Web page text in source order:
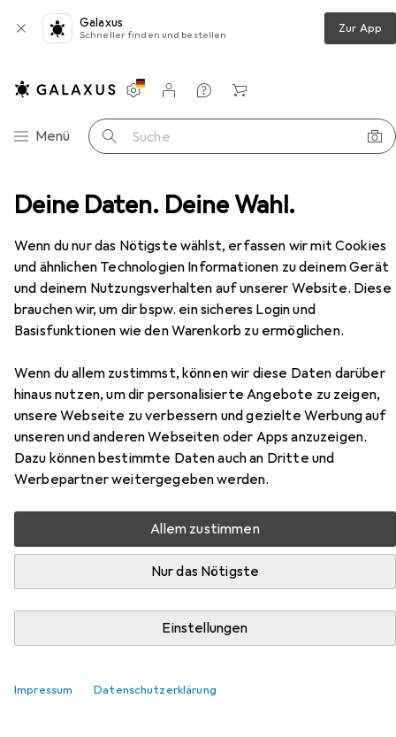
Deine Daten. Deine Wahl.
Wenn du nur das Nötigste wählst, erfassen wir mit Cookies
und ähnlichen Technologien Informationen zu deinem Gerät
und deinem Nutzungsverhalten auf unserer Website. Diese
brauchen wir, um dir bspw. ein sicheres Login und
Basisfunktionen wie den Warenkorb zu ermöglichen.
Wenn du allem zustimmst, können wir diese Daten darüber
hinaus nutzen, um dir personalisierte Angebote zu zeigen,
unsere Webseite zu verbessern und gezielte Werbung auf
unseren und anderen Webseiten oder Apps anzuzeigen.
Dazu können bestimmte Daten auch an Dritte und
Werbepartner weitergegeben werden.
Allem zustimmen
Nur das Nötigste
Einstellungen
Impressum Datenschutzerklärung
Galaxus
Schneller finden und bestellen Zur App
Navigation nach Kategorien
Menü Suche
Einstellungen
Kundenkonto
Vergleichslisten
Merklisten
Warenkorb
Pharma VITAMIN E NACHTCREME, 50 ml CRE
EUR
12,84 EUR
256,80/1l
Pharma VITAMIN E NACHTCREME, 50
ml CRE
50 ml, Nachtcreme
Zubehör für Pharma VITAMIN E
NACHTCREME, 50 ml CRE
Hier findest du passendes Zubehör zum Produkt Pharma
VITAMIN E NACHTCREME, 50 ml CRE aus der Kategorie
Gesichtsreinigung.
Relevanz
La Roche Posay Toleriane Double Cleanser